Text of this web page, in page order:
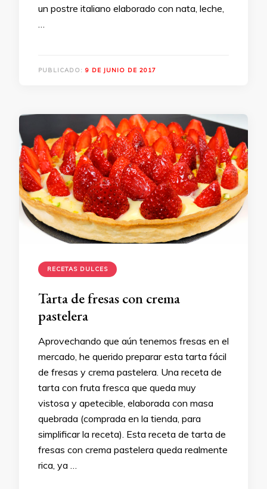
un postre italiano elaborado con nata, leche,
…
PUBLICADO: 9 DE JUNIO DE 2017
RECETAS DULCES
Tarta de fresas con crema
pastelera
Aprovechando que aún tenemos fresas en el
mercado, he querido preparar esta tarta fácil
de fresas y crema pastelera. Una receta de
tarta con fruta fresca que queda muy
vistosa y apetecible, elaborada con masa
quebrada (comprada en la tienda, para
simplificar la receta). Esta receta de tarta de
fresas con crema pastelera queda realmente
rica, ya …